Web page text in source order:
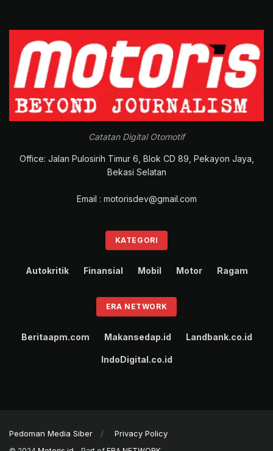
Catatan Digital Otomotif
Office: Jalan Pulosirih Timur 6, Blok CD 89, Pekayon Jaya,
Bekasi Selatan
Email : motorisdev@gmail.com
KATEGORI
Autokritik Finansial Mobil Motor Ragam
ERA NETWORK
Beritaapm.com Makansedap.id Landbank.co.id
IndoDigital.co.id
Pedoman Media Siber Privacy Policy